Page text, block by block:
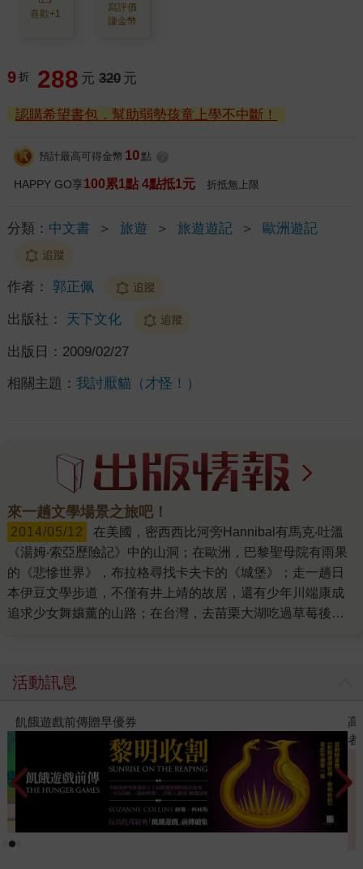
喜歡+1
寫評價
賺金幣
9 折 288 元 320 元
認購希望書包，幫助弱勢孩童上學不中斷！
預計最高可得金幣 10 點
HAPPY GO享100累1點 4點抵1元 折抵無上限
分類： 中文書 ＞ 旅遊 ＞ 旅遊遊記 ＞ 歐洲遊記
追蹤
作者： 郭正佩 追蹤
出版社： 天下文化 追蹤
出版日： 2009/02/27
相關主題： 我討厭貓（才怪！）
來一趟文學場景之旅吧！
2014/05/12
《湯姆‧索亞歷險記》中的山洞；在歐洲，巴黎聖母院有雨果
的《悲慘世界》，布拉格尋找卡夫卡的《城堡》；走一趟日
本伊豆文學步道，不僅有井上靖的故居，還有少年川端康成
追求少女舞孃薰的山路；在台灣，去苗栗大湖吃過草莓後，
百種，以作家或是文學場景為主調的旅行方式是其中一種，
幻想著與主角或作者一起遨遊故事裡的場景，這趟旅行必定
令人印象深刻！ 之前和朋友曾追尋日本文學大師川端康成所
著《伊豆的舞孃》腳步，展開一場「踊子步道」文學之旅。
我們帶著《伊豆的舞孃》及陳銘磻先生著的
《2018610827199》（凱信企管）上路，一路上經過修善
寺、獨鈷之湯、竹林小徑、湯本館……慢慢觀看著少年與薰
從相識到傾慕的純情之戀。當然，也不忘搭乘一趟「伊豆踊
子號」夢幻列車欣賞無敵海景。這趟文學地景之旅讓人難
活動訊息
高功能倖存者：如果不「有用」，我
者親簽版）